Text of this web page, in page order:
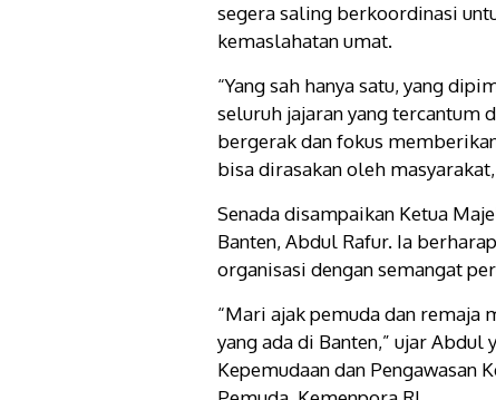
segera saling berkoordinasi
kemaslahatan umat.
“Yang sah hanya satu, yang
seluruh jajaran yang tercantum
bergerak dan fokus
bisa dirasakan oleh
Senada disampaikan Ketua
Banten, Abdul Rafur. Ia
organisasi dengan semangat
“Mari ajak pemuda dan remaja
yang ada di Banten,” ujar
Kepemudaan dan Pengawasan